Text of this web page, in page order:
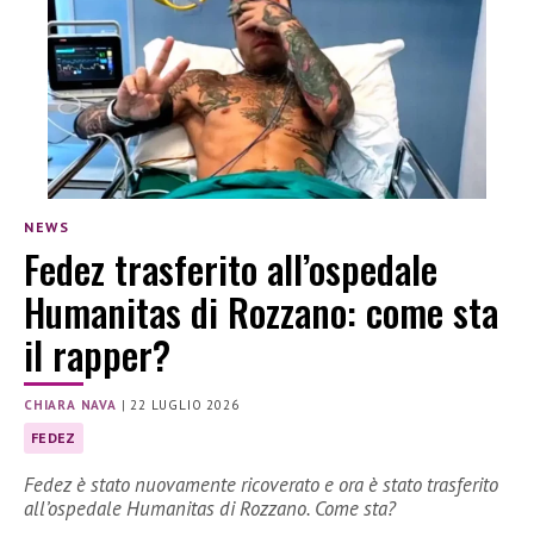
NEWS
Fedez trasferito all’ospedale
Humanitas di Rozzano: come sta
il rapper?
CHIARA NAVA | 22 LUGLIO 2026
FEDEZ
Fedez è stato nuovamente ricoverato e ora è stato trasferito
all’ospedale Humanitas di Rozzano. Come sta?